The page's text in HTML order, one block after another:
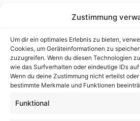
Zustimmung
Um dir ein optimales Erlebnis zu bieten,
Cookies, um Geräteinformationen zu
zuzugreifen. Wenn du diesen Technologien
wie das Surfverhalten oder eindeutige IDs
Wenn du deine Zustimmung nicht erteilst
bestimmte Merkmale und Funktionen
Funktional
beginnt sofort nach Eingang
1